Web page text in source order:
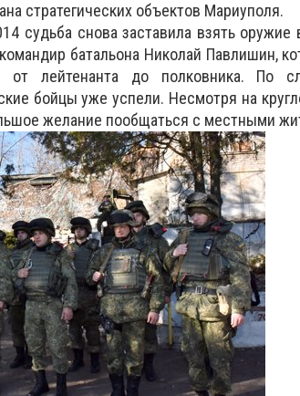
стратегических объектов Мариуполя.
судьба снова заставила взять оружие
батальона Николай Павлишин,
лейтенанта до полковника. По
бойцы уже успели. Несмотря на
желание пообщаться с местными